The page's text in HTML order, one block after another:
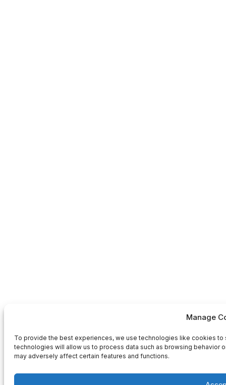
Manage
To provide the best experiences, we use technologies like cookies
technologies will allow us to process data such as browsing behavior
may adversely affect certain features and functions.